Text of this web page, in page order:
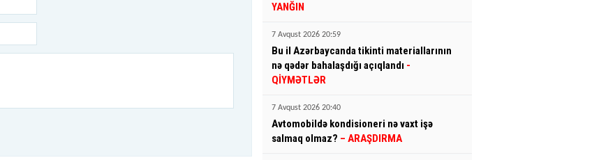
YANĞIN
7 Avqust 2026 20:59
Bu il Azərbaycanda tikinti materiallarının
nə qədər bahalaşdığı açıqlandı -
QİYMƏTLƏR
7 Avqust 2026 20:40
Avtomobildə kondisioneri nə vaxt işə
salmaq olmaz? – ARAŞDIRMA